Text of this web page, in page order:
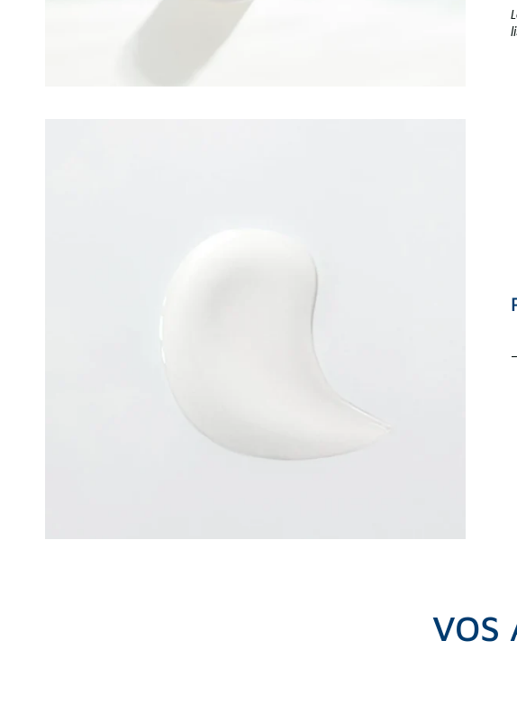
-
VOS